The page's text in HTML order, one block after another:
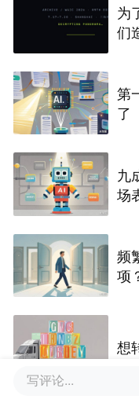
为
们
第
了
九
场
频
项
想
写评论...